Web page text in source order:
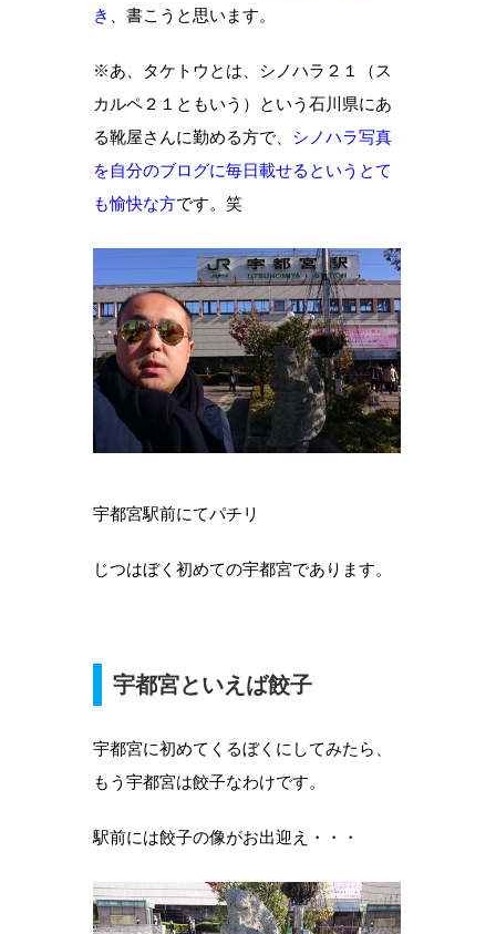
き 、書こうと思います。
※あ、タケトウとは、シノハラ２１（ス
カルペ２１ともいう）という石川県にあ
る靴屋さんに勤める方で、 シノハラ写真
を自分のブログに毎日載せるというとて
も愉快な方です。笑
宇都宮駅前にてパチリ
じつはぼく初めての宇都宮であります。
宇都宮といえば餃子
宇都宮に初めてくるぼくにしてみたら、
もう宇都宮は餃子なわけです。
駅前には餃子の像がお出迎え・・・